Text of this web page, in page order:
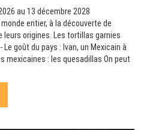
au 13 décembre 2028
entier, à la découverte de
origines. Les tortillas garnies
goût du pays : Ivan, un Mexicain à
mexicaines : les quesadillas On peut